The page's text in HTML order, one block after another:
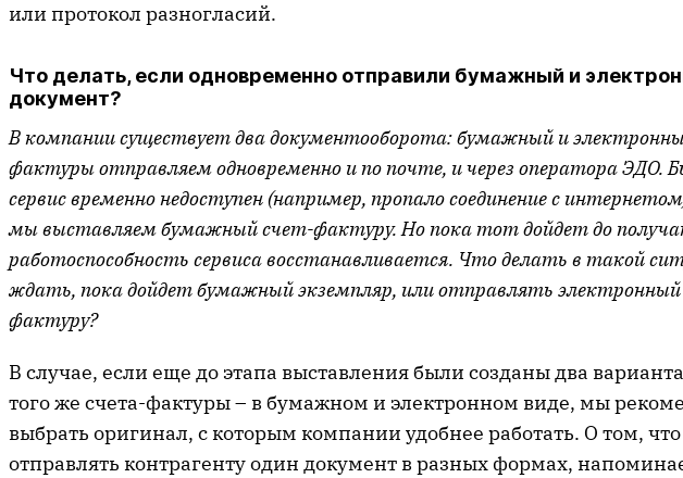
или протокол разногласий.
Что делать, если одновременно отправили бумажный и
документ?
В компании существует два документооборота: бумажный и
фактуры отправляем одновременно и по почте, и через оператора ЭДО.
сервис временно недоступен (например, пропало соединение с
мы выставляем бумажный счет-фактуру. Но пока тот дойдет до
работоспособность сервиса восстанавливается. Что делать в такой
ждать, пока дойдет бумажный экземпляр, или отправлять
фактуру?
В случае, если еще до этапа выставления были созданы два
того же счета-фактуры – в бумажном и электронном виде, мы
выбрать оригинал, с которым компании удобнее работать. О том,
отправлять контрагенту один документ в разных формах,